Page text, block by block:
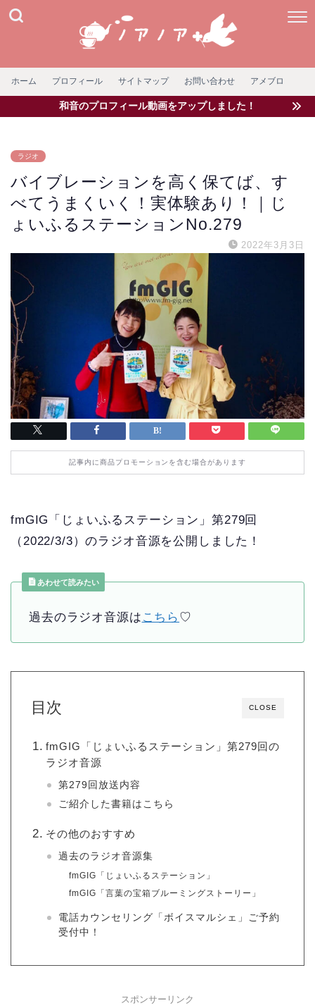
ホーム プロフィール サイトマップ お問い合わせ アメブロ
和音のプロフィール動画をアップしました！
ラジオ
バイブレーションを高く保てば、す
べてうまくいく！実体験あり！｜じ
ょいふるステーションNo.279
2022年3月3日
記事内に商品プロモーションを含む場合があります
fmGIG「じょいふるステーション」第279回
（2022/3/3）のラジオ音源を公開しました！
あわせて読みたい
過去のラジオ音源は こちら ♡
CLOSE
目次
fmGIG「じょいふるステーション」第279回の
ラジオ音源
第279回放送内容
ご紹介した書籍はこちら
その他のおすすめ
過去のラジオ音源集
fmGIG「じょいふるステーション」
fmGIG「言葉の宝箱ブルーミングストーリー」
電話カウンセリング「ボイスマルシェ」ご予約
受付中！
スポンサーリンク